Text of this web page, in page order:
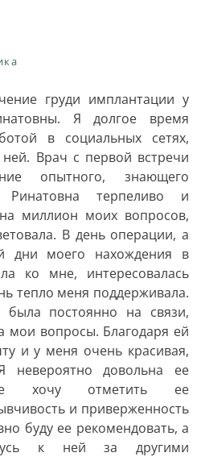
груди имплантации у
Я долгое время
в социальных сетях,
Врач с первой встречи
опытного, знающего
Ринатовна терпеливо и
миллион моих вопросов,
В день операции, а
дни моего нахождения в
ко мне, интересовалась
тепло меня поддерживала.
постоянно на связи,
мои вопросы. Благодаря ей
и у меня очень красивая,
невероятно довольна ее
хочу отметить ее
и приверженность
буду ее рекомендовать, а
к ней за другими